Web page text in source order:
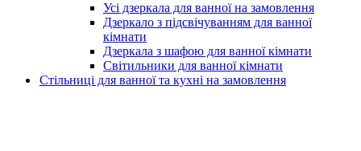
Усі дзеркала для ванної на замовлення
Дзеркало з підсвічуванням для ванної
кімнати
Дзеркала з шафою для ванної кімнати
Світильники для ванної кімнати
Стільниці для ванної та кухні на замовлення